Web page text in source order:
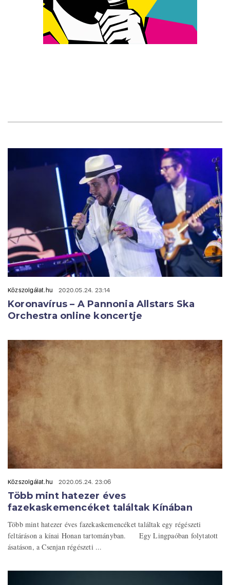
Közszolgálat.hu 2020.05.24. 23:14
Koronavírus – A Pannonia Allstars Ska
Orchestra online koncertje
Közszolgálat.hu 2020.05.24. 23:06
Több mint hatezer éves
fazekaskemencéket találtak Kínában
Több mint hatezer éves fazekaskemencéket találtak egy régészeti
feltáráson a kínai Honan tartományban. Egy Lingpaóban folytatott
ásatáson, a Csenjan régészeti ...